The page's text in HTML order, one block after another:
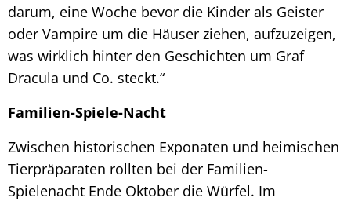
darum, eine Woche bevor die Kinder als Geister
oder Vampire um die Häuser ziehen, aufzuzeigen,
was wirklich hinter den Geschichten um Graf
Dracula und Co. steckt.“
Familien-Spiele-Nacht
Zwischen historischen Exponaten und heimischen
Tierpräparaten rollten bei der Familien-
Spielenacht Ende Oktober die Würfel. Im